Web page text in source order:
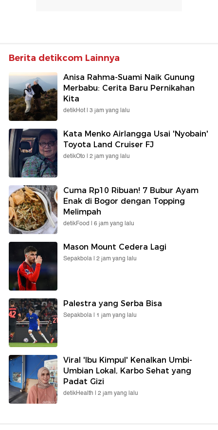
Berita detikcom Lainnya
Anisa Rahma-Suami Naik Gunung
Merbabu: Cerita Baru Pernikahan
Kita
detikHot | 3 jam yang lalu
Kata Menko Airlangga Usai 'Nyobain'
Toyota Land Cruiser FJ
detikOto | 2 jam yang lalu
Cuma Rp10 Ribuan! 7 Bubur Ayam
Enak di Bogor dengan Topping
Melimpah
detikFood | 6 jam yang lalu
Mason Mount Cedera Lagi
Sepakbola | 2 jam yang lalu
Palestra yang Serba Bisa
Sepakbola | 1 jam yang lalu
Viral 'Ibu Kimpul' Kenalkan Umbi-
Umbian Lokal, Karbo Sehat yang
Padat Gizi
detikHealth | 2 jam yang lalu